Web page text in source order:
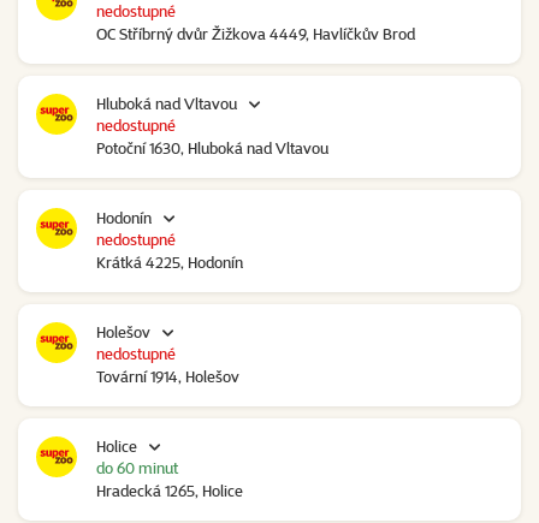
OC Stříbrný dvůr Žižkova 4449, Havlíčkův Brod
nedostupné
Hluboká nad Vltavou
Potoční 1630, Hluboká nad Vltavou
nedostupné
Hodonín
Krátká 4225, Hodonín
nedostupné
Holešov
Tovární 1914, Holešov
nedostupné
Holice
Hradecká 1265, Holice
do 60 minut